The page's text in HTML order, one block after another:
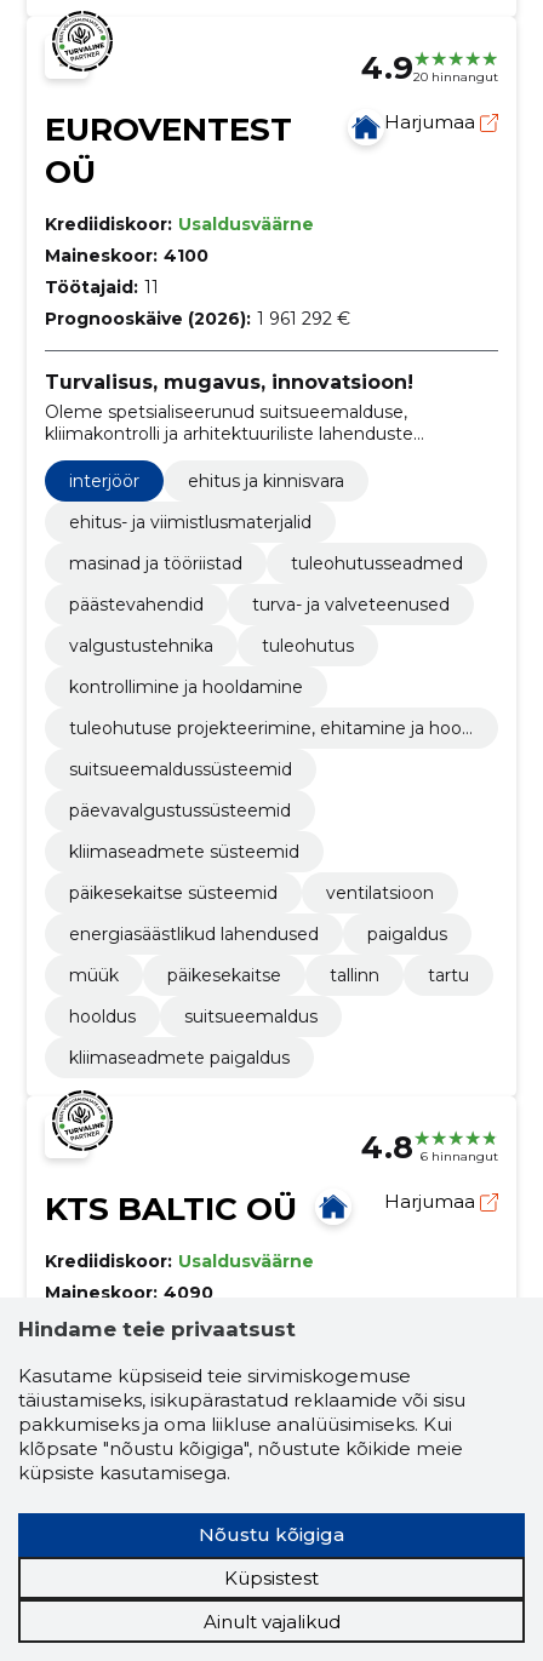
4.920 hinnangut
EUROVENTEST
OÜ
Harjumaa
Krediidiskoor: Usaldusväärne
Maineskoor: 4100
Töötajaid: 11
Prognooskäive (2026): 1 961 292 €
Turvalisus, mugavus, innovatsioon!
Oleme spetsialiseerunud suitsueemalduse,
kliimakontrolli ja arhitektuuriliste lahenduste
ohutuse, mugavuse ja energiatõhususe
parandamiseks.
interjöör
ehitus ja kinnisvara
ehitus- ja viimistlusmaterjalid
masinad ja tööriistad
tuleohutusseadmed
päästevahendid
turva- ja valveteenused
valgustustehnika
tuleohutus
kontrollimine ja hooldamine
tuleohutuse projekteerimine, ehitamine ja hool
suitsueemaldussüsteemid
päevavalgustussüsteemid
kliimaseadmete süsteemid
päikesekaitse süsteemid
ventilatsioon
energiasäästlikud lahendused
paigaldus
müük
päikesekaitse tallinn
tartu
hooldus
suitsueemaldus
kliimaseadmete paigaldus
4.8 6 hinnangut
KTS BALTIC OÜ Harjumaa
Krediidiskoor: Usaldusväärne
Maineskoor: 4090
Töötajaid: 9
Globaalsed brändid, kohalik teenindus -
teie partner kasvus
Pakume laia valikut kvaliteetseid tooteid
saavutada maksimaalset müügiedu. Oleme uhked, et
meie kliendid on alati rahul meie toodete ja teenuste
kvaliteediga.
ehitus ja kinnisvara
ehitus- ja viimistlusmaterjalid
sanitaartehnika kauplused
ehitus
Hindame teie privaatsust
Kasutame küpsiseid teie sirvimiskogemuse
täiustamiseks, isikupärastatud reklaamide või sisu
pakkumiseks ja oma liikluse analüüsimiseks. Kui
klõpsate "nõustu kõigiga", nõustute kõikide meie
küpsiste kasutamisega.
Nõustu kõigiga
Küpsistest
Ainult vajalikud